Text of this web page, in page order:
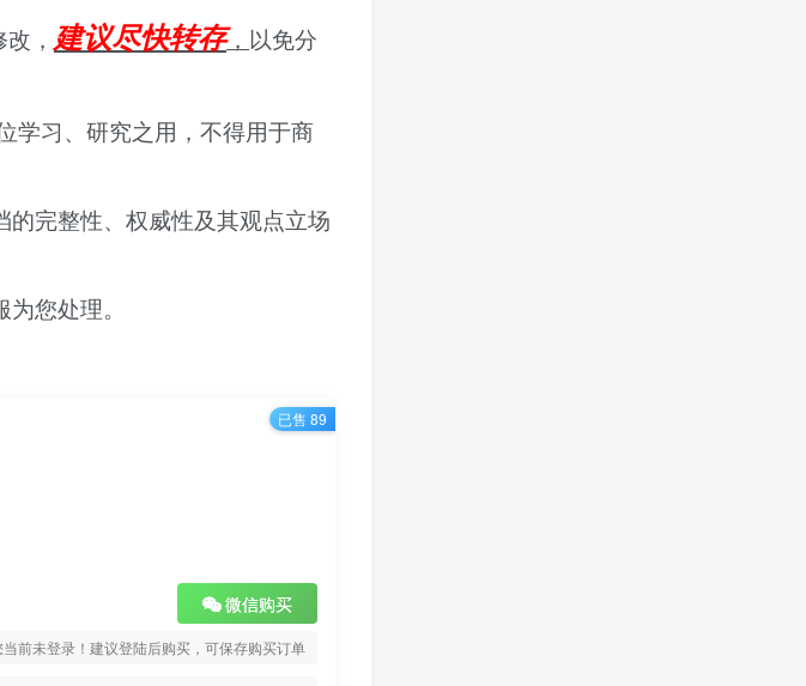
， 建议尽快转存， 以免分
学习、研究之用，不得用于商
完整性、权威性及其观点立场
您处理。
微信购买
当前未登录！建议登陆后购买，可保存购买订单
已售 89